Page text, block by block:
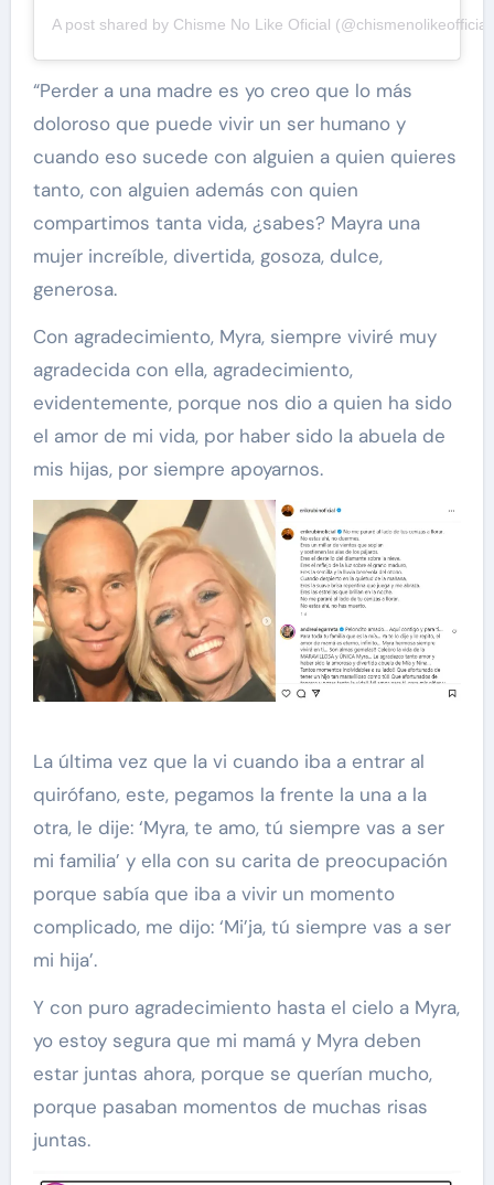
A post shared by Chisme No Like Oficial
“Perder a una madre es yo creo que lo más
doloroso que puede vivir un ser humano y
cuando eso sucede con alguien a quien quieres
tanto, con alguien además con quien
compartimos tanta vida, ¿sabes? Mayra una
mujer increíble, divertida, gosoza, dulce,
generosa.
Con agradecimiento, Myra, siempre viviré muy
agradecida con ella, agradecimiento,
evidentemente, porque nos dio a quien ha sido
el amor de mi vida, por haber sido la abuela de
mis hijas, por siempre apoyarnos.
La última vez que la vi cuando iba a entrar al
quirófano, este, pegamos la frente la una a la
otra, le dije: ‘Myra, te amo, tú siempre vas a ser
mi familia’ y ella con su carita de preocupación
porque sabía que iba a vivir un momento
complicado, me dijo: ‘Mi’ja, tú siempre vas a ser
mi hija’.
Y con puro agradecimiento hasta el cielo a Myra,
yo estoy segura que mi mamá y Myra deben
estar juntas ahora, porque se querían mucho,
porque pasaban momentos de muchas risas
juntas.